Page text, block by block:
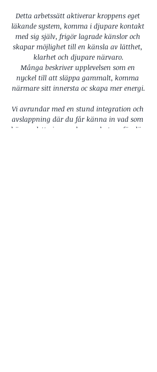
Detta arbetssätt aktiverar kroppens eget
läkande system, komma i djupare kontakt
med sig själv, frigör lagrade känslor och
skapar möjlighet till en känsla av lätthet,
klarhet och djupare närvaro.
Många beskriver upplevelsen som en
nyckel till att släppa gammalt, komma
närmare sitt innersta oc skapa mer energi.
Vi avrundar med en stund integration och
avslappning där du får känna in vad som
känns, detta i en avslappnad atmosfär där